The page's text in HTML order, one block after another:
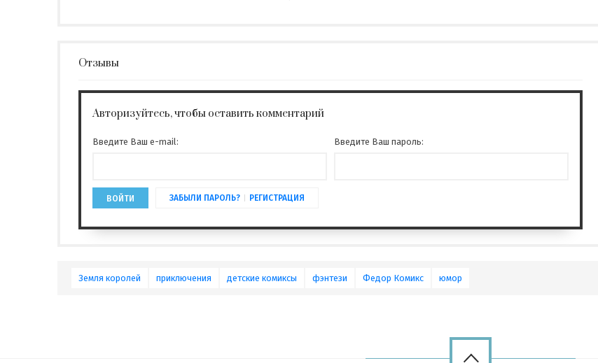
Отзывы
Авторизуйтесь, чтобы оставить комментарий
Введите Ваш e-mail: Введите Ваш пароль:
ВОЙТИ ЗАБЫЛИ ПАРОЛЬ? РЕГИСТРАЦИЯ
Земля королей приключения детские комиксы фэнтези Федор Комикс юмор